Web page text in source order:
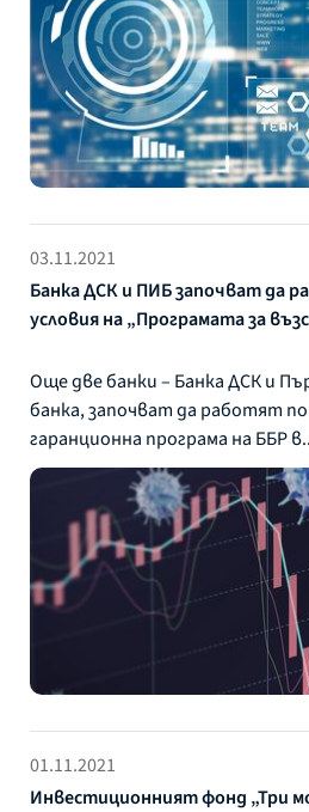
03.11.2021
Банка ДСК и ПИБ започват да
условия на „Програмата за
Още две банки – Банка ДСК и
банка, започват да работят
гаранционна програма на ББР
01.11.2021
Инвестиционният фонд „Три